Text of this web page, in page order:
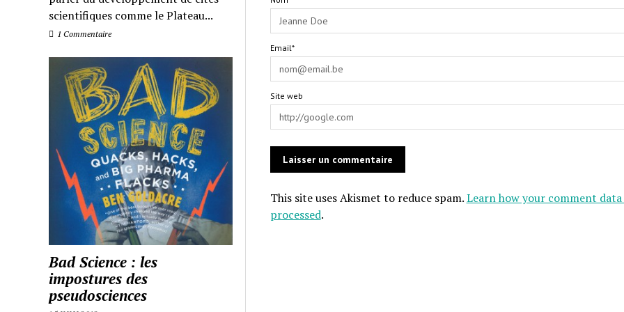
scientifiques comme le Plateau...
1 Commentaire
Bad Science : les
impostures des
pseudosciences
Email*
Site web
This site uses Akismet to reduce spam.Learn how your comment data
processed.